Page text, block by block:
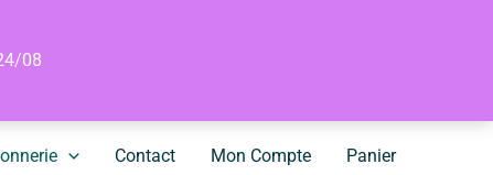
08
Contact Mon Compte Panier